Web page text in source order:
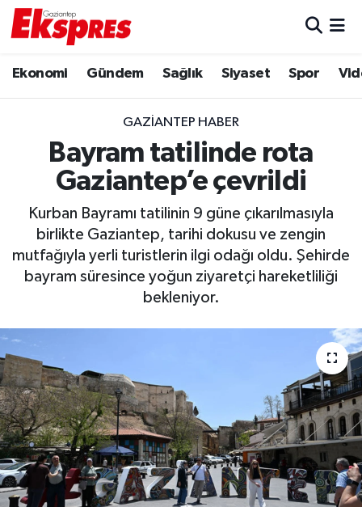
Ekonomi Gündem Sağlık Siyaset Spor
GAZIANTEP HABER
Bayram tatilinde rota
Gaziantep’e çevrildi
Kurban Bayramı tatilinin 9 güne çıkarılmasıyla
birlikte Gaziantep, tarihi dokusu ve zengin
mutfağıyla yerli turistlerin ilgi odağı oldu. Şehirde
bayram süresince yoğun ziyaretçi hareketliliği
bekleniyor.
Ekonomi
Gaziantep son dakika
Genel
Gündem
Haberler
Müzik
Piyasa
Resmi İlanlar
Trafik Durumu
Puan Durumu ve Fikstür
Tüm Manşetler
Son Dakika Haberleri
Haber Arşivi